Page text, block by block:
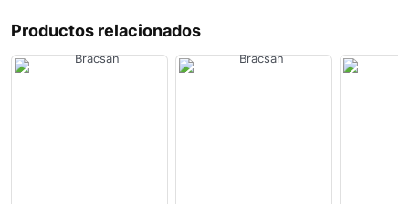
Productos relacionados